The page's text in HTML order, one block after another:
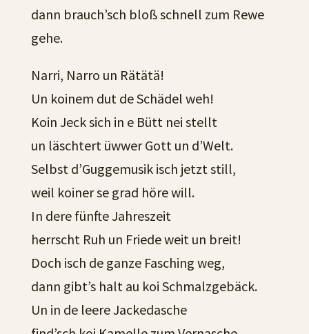
dann brauch’sch bloß schnell zum Rewe
gehe.
Narri, Narro un Rätätä!
Un koinem dut de Schädel weh!
Koin Jeck sich in e Bütt nei stellt
un läschtert üwwer Gott un d’Welt.
Selbst d’Guggemusik isch jetzt still,
weil koiner se grad höre will.
In dere fünfte Jahreszeit
herrscht Ruh un Friede weit un breit!
Doch isch de ganze Fasching weg,
dann gibt’s halt au koi Schmalzgebäck.
Un in de leere Jackedasche